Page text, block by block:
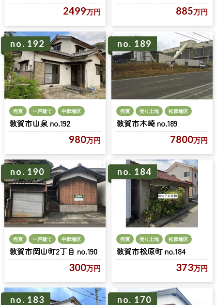
2499万円 885万円
no. 192
売買 一戸建て 中郷地区
敦賀市山泉 no.192
980万円
no. 189
売買 売り土地 松原地区
敦賀市木崎 no.189
7800万円
no. 190
売買 一戸建て 中郷地区
敦賀市岡山町2丁目 no.190
300万円
no. 184
売買 売り土地 松原地区
敦賀市松原町 no.184
373万円
no. 183 no. 170